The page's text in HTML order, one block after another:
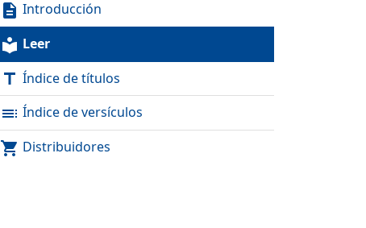
description Introducción
local_library Leer
title Índice de títulos
toc Índice de versículos
shopping_cart Distribuidores